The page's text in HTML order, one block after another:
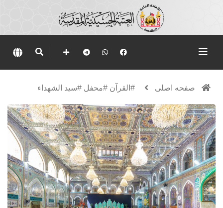
صفحه اصلی #القرآن #محفل #سيد الشهداء